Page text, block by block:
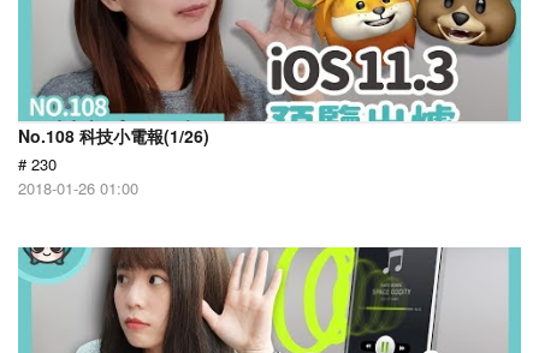
No.108 科技小電報(1/26)
# 230
2018-01-26 01:00